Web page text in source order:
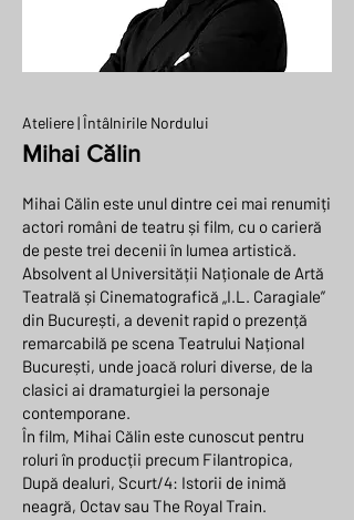
Ateliere | Întâlnirile Nordului
Mihai Călin
Mihai Călin este unul dintre cei mai renumiți
actori români de teatru și film, cu o carieră
de peste trei decenii în lumea artistică.
Absolvent al Universității Naționale de Artă
Teatrală și Cinematografică „I.L. Caragiale”
din București, a devenit rapid o prezență
remarcabilă pe scena Teatrului Național
București, unde joacă roluri diverse, de la
clasici ai dramaturgiei la personaje
contemporane.
În film, Mihai Călin este cunoscut pentru
roluri în producții precum Filantropica,
După dealuri, Scurt/4: Istorii de inimă
neagră, Octav sau The Royal Train.